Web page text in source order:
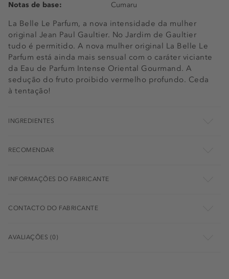
La Belle Le Parfum, a nova intensidade da mulher
original Jean Paul Gaultier. No Jardim de Gaultier
tudo é permitido. A nova mulher original La Belle Le
Parfum está ainda mais sensual com o caráter viciante
da Eau de Parfum Intense Oriental Gourmand. A
sedução do fruto proibido vermelho profundo. Ceda
à tentação!
Notas de base:
Cumaru
INGREDIENTES
RECOMENDAR
INFORMAÇÕES DO FABRICANTE
CONTACTO DO FABRICANTE
AVALIAÇÕES (0)